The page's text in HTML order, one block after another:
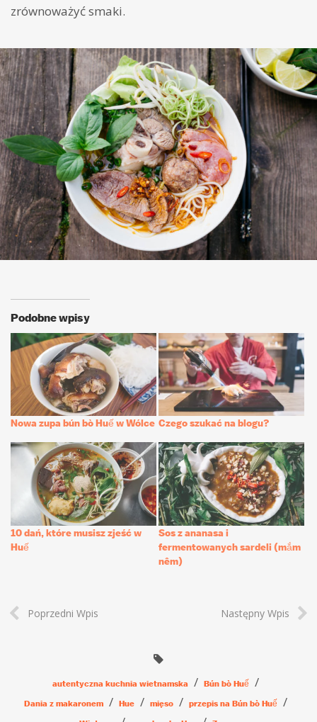
zrównoważyć smaki.
Podobne wpisy
Nowa zupa bún bò Huế w Wólce Czego szukać na blogu?
10 dań, które musisz zjeść w
Huế
Sos z ananasa i
fermentowanych sardeli (mắm
nêm)
Poprzedni Wpis Następny Wpis
autentyczna kuchnia wietnamska
Bún bò Huế
Dania z makaronem
Hue mięso
przepis na Bún bò Huế